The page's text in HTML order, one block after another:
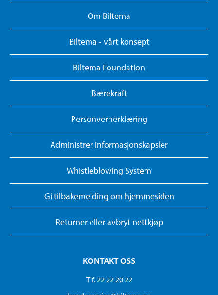
Om Biltema
Biltema - vårt konsept
Biltema Foundation
Bærekraft
Personvernerklæring
Administrer informasjonskapsler
Whistleblowing System
Gi tilbakemelding om hjemmesiden
Returner eller avbryt nettkjøp
KONTAKT OSS
Tlf. 22 22 20 22